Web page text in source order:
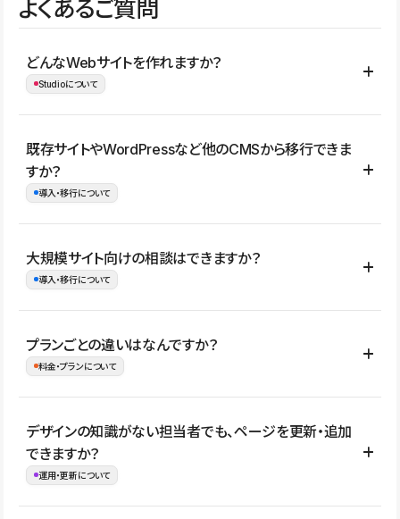
よくあるご質問
どんなWebサイトを作れますか？
Studioについて
コーポレートサイト、サービスサイト、LP、採用サイト、ブロ
グ・メディア、イベントサイト、店舗・商品紹介サイト、ポートフ
ォリオなど幅広く制作できます。
既存サイトやWordPressなど他のCMSから移行できま
すか？
導入・移行について
はい。既存サイトの構成やコンテンツ、URLを整理したうえで、
Studio上に再構築する形で移行できます。 WordPressの場合は、
イト全体のデザインや設定がそのまま移行されるわけではないた
め、移行後にページ構成やデザイン、CMS設計、URL・リダイレク
大規模サイト向けの相談はできますか？
導入・移行について
はい。アクセス規模が大きいサイトや、複数部門での運用、権限管
理、セキュリティ確認、既存システムとの連携など、個別の要件が
ない段階でも、お問い合わせください。
お問合せはこちら
プランごとの違いはなんですか？
料金・プランについて
公開ページ数、バージョン履歴の期間、CMS利用数の上限、権限
管理の有無などがプランごとに異なります。詳しくは料金プランペ
ージをご覧ください。
デザインの知識がない担当者でも、ページを更新・追加
できますか？
運用・更新について